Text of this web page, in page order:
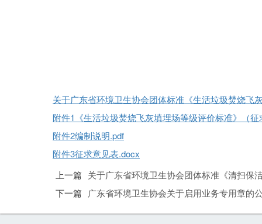
关于广东省环境卫生协会团体标准《生活垃圾焚烧飞
附件1《生活垃圾焚烧飞灰填埋场等级评价标准》（征
附件2编制说明.pdf
附件3征求意见表.docx
上一篇 关于广东省环境卫生协会团体标准《清扫保
下一篇
广东省环境卫生协会关于启用业务专用章的